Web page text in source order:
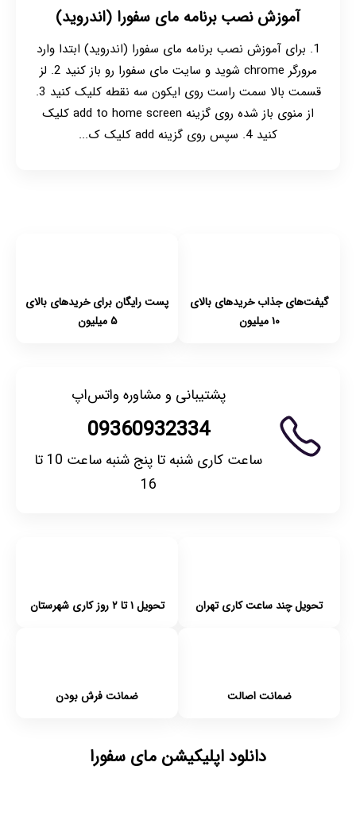
آموزش نصب برنامه مای سفورا (اندروید)
1. برای آموزش نصب برنامه مای سفورا (اندروید) ابتدا وارد
مرورگر chrome شوید و سایت مای سفورا رو باز کنید 2. لز
قسمت بالا سمت راست روی ایکون سه نقطه کلیک کنید 3.
از منوی باز شده روی گزینه add to home screen کلیک
کنید 4. سپس روی گزینه add کلیک ک...
گیفت‌های جذاب خریدهای بالای
۱۰ میلیون
پست رایگان برای خریدهای بالای
۵ میلیون
پشتیبانی و مشاوره واتس‌اپ
09360932334
ساعت کاری شنبه تا پنج شنبه ساعت 10 تا
16
تحویل چند ساعت کاری تهران تحویل ۱ تا ۲ روز کاری شهرستان
ضمانت اصالت ضمانت فرش بودن
دانلود اپلیکیشن مای سفورا